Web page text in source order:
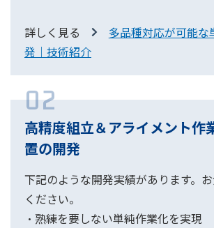
詳しく見る
多品種対応が可能な
発｜技術紹介
02
高精度組立＆アライメント作
置の開発
下記のような開発実績があります。
ください。
・熟練を要しない単純作業化を実現